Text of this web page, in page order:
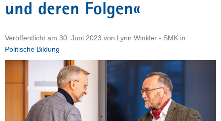
d
N
a
v
g
und deren Folgen«
Veröffentlicht am 30. Juni 2023 von Lynn Winkler - SMK in
Politische Bildung